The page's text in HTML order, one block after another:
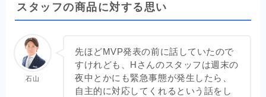
スタッフの商品に対する思い
石山
先ほどMVP発表の前に話していたので
すけれども、Hさんのスタッフは週末の
夜中とかにも緊急事態が発生したら、
自主的に対応してくれるという話をし